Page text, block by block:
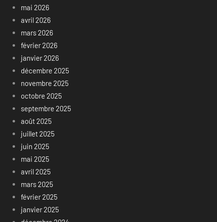
mai 2026
avril 2026
mars 2026
février 2026
janvier 2026
décembre 2025
novembre 2025
octobre 2025
septembre 2025
août 2025
juillet 2025
juin 2025
mai 2025
avril 2025
mars 2025
février 2025
janvier 2025